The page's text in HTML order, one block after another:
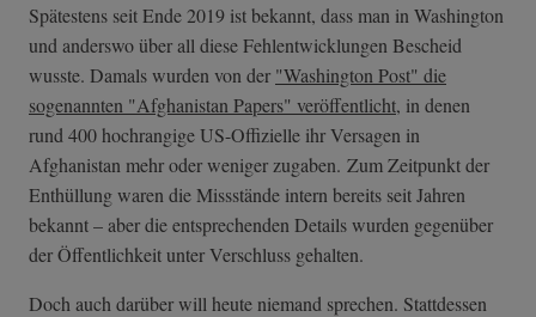
Spätestens seit Ende 2019 ist bekannt, dass man in Washington
und anderswo über all diese Fehlentwicklungen Bescheid
wusste. Damals wurden von der "Washington Post" die
sogenannten "Afghanistan Papers" veröffentlicht, in denen
rund 400 hochrangige US-Offizielle ihr Versagen in
Afghanistan mehr oder weniger zugaben. Zum Zeitpunkt der
Enthüllung waren die Missstände intern bereits seit Jahren
bekannt – aber die entsprechenden Details wurden gegenüber
der Öffentlichkeit unter Verschluss gehalten.
Doch auch darüber will heute niemand sprechen. Stattdessen